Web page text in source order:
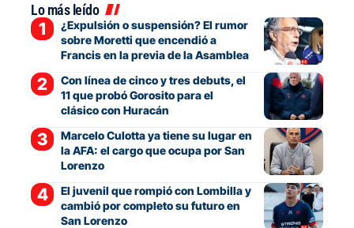
Lo más leído
¿Expulsión o suspensión? El rumor
sobre Moretti que encendió a
Francis en la previa de la Asamblea
Con línea de cinco y tres debuts, el
11 que probó Gorosito para el
clásico con Huracán
Marcelo Culotta ya tiene su lugar en
la AFA: el cargo que ocupa por San
Lorenzo
El juvenil que rompió con Lombilla y
cambió por completo su futuro en
San Lorenzo